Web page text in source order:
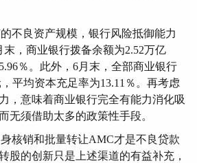
不良资产规模，银行风险抵御能力
末，商业银行拨备余额为2.52万亿
％。此外，6月末，全部商业银行
平均资本充足率为13.11％。再考虑
，意味着商业银行完全有能力消化吸
无须借助太多的政策性手段。
核销和批量转让AMC才是不良贷款
股的创新只是上述渠道的有益补充，